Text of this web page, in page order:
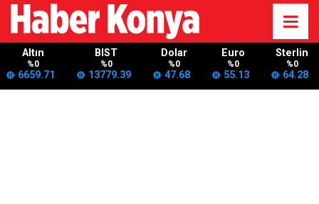
Altın
%0
6659.71
BIST
%0
13779.39
Dolar
%0
47.68
Euro
%0
55.13
Sterlin
%0
64.28